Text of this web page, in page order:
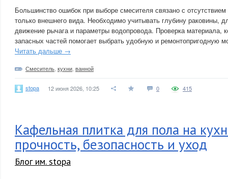
Большинство ошибок при выборе смесителя связано с
только внешнего вида. Необходимо учитывать глубину раковины,
движение рычага и параметры водопровода. Проверка материала,
запасных частей помогает выбрать удобную и ремонтопригодную
Читать дальше →
Смеситель кухни ванной
stopa 12 июня 2026, 10:25 0 415
Кафельная плитка для пола на
прочность, безопасность и уход
Блог им. stopa